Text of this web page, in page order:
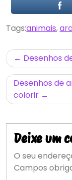
Tags:animais,
Navegação
de
Post
Desenhos
Desenhos de
colorir
Deixe um
O seu
Campos